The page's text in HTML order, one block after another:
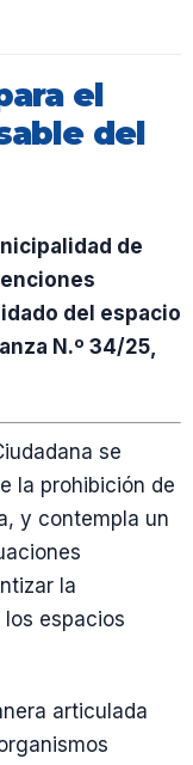
el
del
de
del espacio
N.º 34/25,
se
la prohibición de
y contempla un
la
espacios
articulada